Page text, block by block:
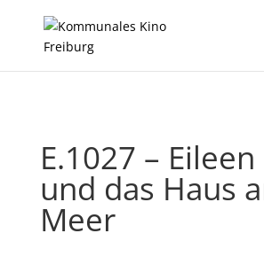
E.1027 –
und das Haus
Meer